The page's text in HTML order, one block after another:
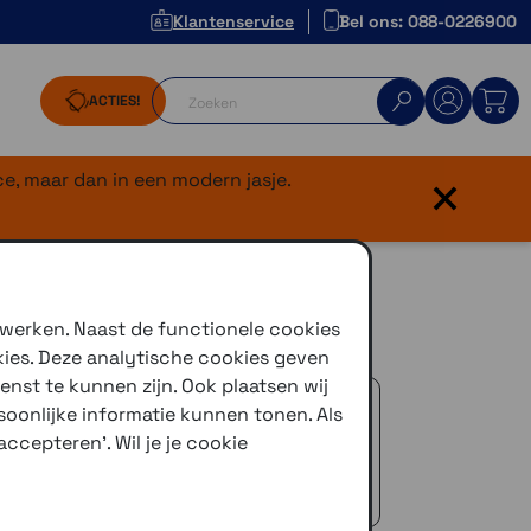
Klantenservice Bel ons: 088-0226900
ACTIES!
maar dan in een modern jasje.
×
dag verstuurd (indien voorradig)
je adres of een PostNL afhaalpunt
Naast de functionele cookies
Deze analytische cookies geven
te kunnen zijn. Ook plaatsen wij
informatie kunnen tonen. Als
Wil je je cookie